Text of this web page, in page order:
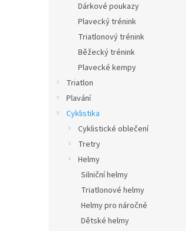
Dárkové poukazy
Plavecký trénink
Triatlonový trénink
Běžecký trénink
Plavecké kempy
Triatlon
Plavání
Cyklistika
Cyklistické oblečení
Tretry
Helmy
Silniční helmy
Triatlonové helmy
Helmy pro náročné
Dětské helmy